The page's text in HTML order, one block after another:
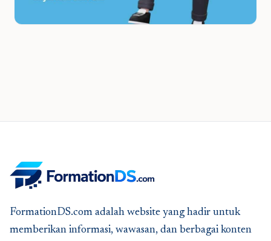
FormationDS.com adalah website yang hadir untuk
memberikan informasi, wawasan, dan berbagai konten